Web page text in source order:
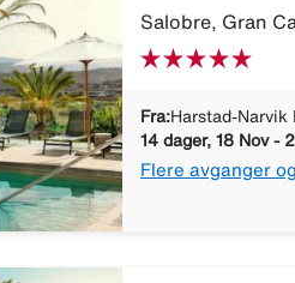
Salobre, Gran
Fra:Harstad-Narvik
14 dager, 18 Nov -
Flere avganger